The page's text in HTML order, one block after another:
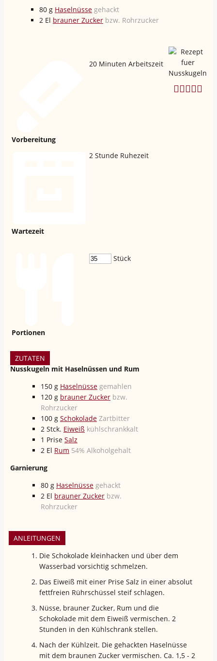
80 g Haselnüsse gehackt
2 El brauner Zucker bzw. Rohrzucker
Vorbereitung
20 Minuten Arbeitszeit
Wartezeit
2 Stunde Ruhezeit
Portionen
Stück
ZUTATEN
Nusskugeln mit Haselnüssen und Rum
150 g Haselnüsse gemahlen
120 g brauner Zucker bzw.
Rohrzucker
100 g Schokolade Zartbitter
2 Stck. Eiweiß kühlschrankkalt
1 Prise Salz
2 El Rum 54% Alkoholgehalt
Garnierung
80 g Haselnüsse gehackt
2 El brauner Zucker bzw.
Rohrzucker
ANLEITUNGEN
Die Schokolade kleinhacken und über dem
Wasserbad vorsichtig schmelzen.
Das Eiweiß mit einer Prise Salz in einer absolut
fettfreien Rührschüssel steif schlagen.
Nüsse, brauner Zucker, Rum und die
Schokolade mit dem Eiweiß vermischen. 2
Stunden in den Kühlschrank stellen.
Nach der Kühlzeit. Die gehackten Haselnüsse
mit dem braunen Zucker vermischen. Ca. 1,5 - 2